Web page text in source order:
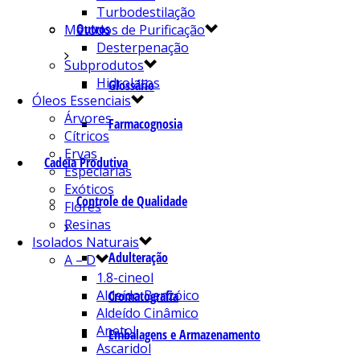
Outros
Glossário
Farmacognosia
Cadeia Produtiva
Controle de Qualidade
Adulteração
Cromatografia
Embalagens e Armazenamento
Turbodestilação
Métodos de Purificação
Desterpenação
Subprodutos
Hidrolatos
Óleos Essenciais
Árvores
Cítricos
Ervas
Especiarias
Exóticos
Flores
Resinas
Isolados Naturais
A – D
1.8-cineol
Aldeído Benzóico
Aldeído Cinâmico
Anetol
Ascaridol